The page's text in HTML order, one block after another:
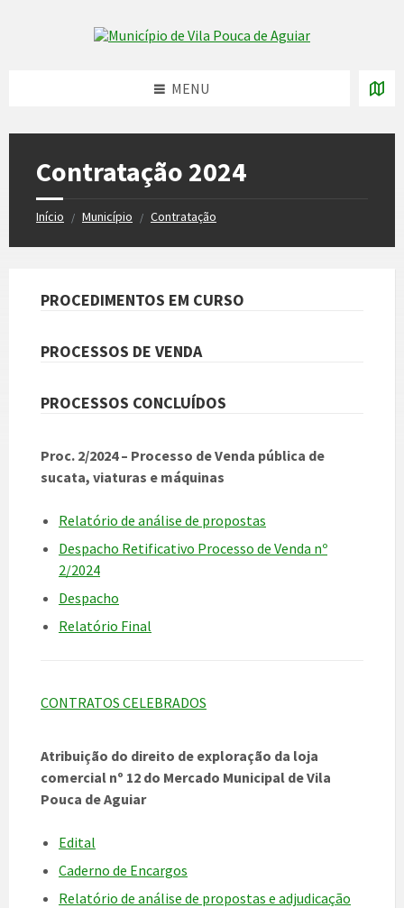
Skip to content
MENU
Contratação 2024
Início / Município / Contratação
PROCEDIMENTOS EM CURSO
PROCESSOS DE VENDA
PROCESSOS CONCLUÍDOS
Proc. 2/2024 – Processo de Venda pública de
sucata, viaturas e máquinas
Relatório de análise de propostas
Despacho Retificativo Processo de Venda nº
2/2024
Despacho
Relatório Final
CONTRATOS CELEBRADOS
Atribuição do direito de exploração da loja
comercial nº 12 do Mercado Municipal de Vila
Pouca de Aguiar
Edital
Caderno de Encargos
Relatório de análise de propostas e adjudicação